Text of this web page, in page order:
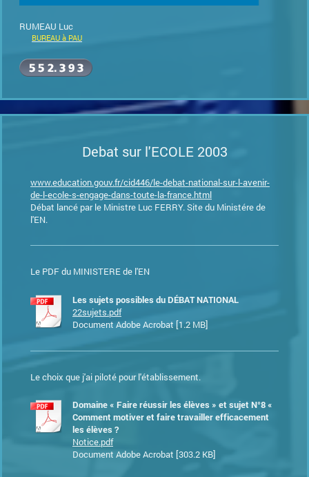
RUMEAU Luc
BUREAU à PAU
Debat sur l'ECOLE 2003
www.education.gouv.fr/cid446/le-debat-national-sur-l-avenir-
de-l-ecole-s-engage-dans-toute-la-france.html
Débat lancé par le Ministre Luc FERRY. Site du Ministére de
l'EN.
Le PDF du MINISTERE de l'EN
Les sujets possibles du DÉBAT NATIONAL
22sujets.pdf
Document Adobe Acrobat [1.2 MB]
Le choix que j'ai piloté pour l'établissement.
Domaine « Faire réussir les élèves » et sujet N°8 «
Comment motiver et faire travailler efficacement
les élèves ?
Notice.pdf
Document Adobe Acrobat [303.2 KB]